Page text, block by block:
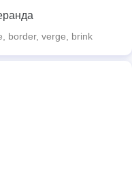
border, verge, brink